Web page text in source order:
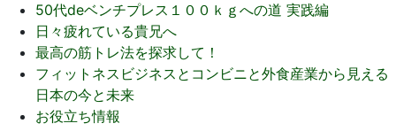
50代deベンチプレス１００ｋｇへの道 実践編
日々疲れている貴兄へ
最高の筋トレ法を探求して！
フィットネスビジネスとコンビニと外食産業から見える
日本の今と未来
お役立ち情報